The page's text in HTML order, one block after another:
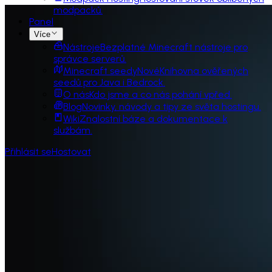
modpacků.
Panel
Více
NástrojeBezplatné Minecraft nástroje pro
správce serverů.
Minecraft seedyNovéKnihovna ověřených
seedů pro Java i Bedrock.
O násKdo jsme a co nás pohání vpřed.
BlogNovinky, návody a tipy ze světa hostingu.
WikiZnalostní báze a dokumentace k
službám.
Přihlásit seHostovat